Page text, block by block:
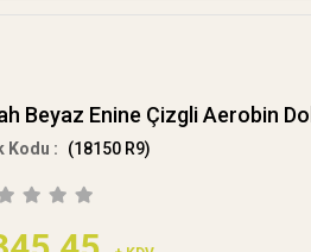
Beyaz Enine Çizgli Aerobin
(18150 R9)